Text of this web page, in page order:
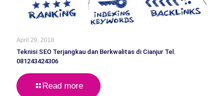
April 29, 2018
Teknisi SEO Terjangkau dan Berkwalitas di Cianjur Tel.
081243424306
Read more